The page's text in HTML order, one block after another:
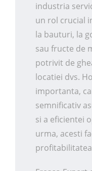
industria
un rol crucial
la bauturi, la
sau fructe de
potrivit de
locatiei dvs.
importanta,
semnificativ
si a eficientei
urma, acesti